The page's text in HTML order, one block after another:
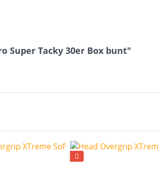
Super Tacky 30er Box bunt"